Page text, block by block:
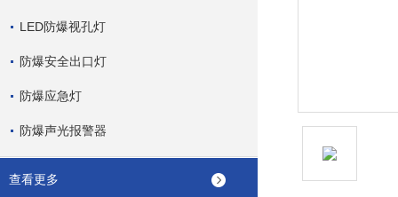
LED防爆视孔灯
防爆安全出口灯
防爆应急灯
防爆声光报警器
查看更多